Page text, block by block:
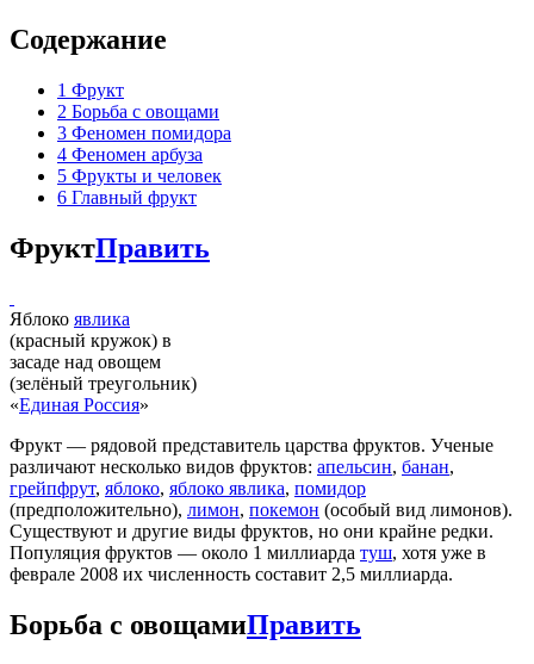
Содержание
1 Фрукт
2 Борьба с овощами
3 Феномен помидора
4 Феномен арбуза
5 Фрукты и человек
6 Главный фрукт
ФруктПравить
Яблоко явлика
(красный кружок) в
засаде над овощем
(зелёный треугольник)
«Единая Россия»
Фрукт — рядовой представитель царства фруктов. Ученые
различают несколько видов фруктов: апельсин, банан,
грейпфрут, яблоко, яблоко явлика, помидор
(предположительно), лимон, покемон (особый вид лимонов).
Существуют и другие виды фруктов, но они крайне редки.
Популяция фруктов — около 1 миллиарда туш, хотя уже в
феврале 2008 их численность составит 2,5 миллиарда.
Борьба с овощамиПравить